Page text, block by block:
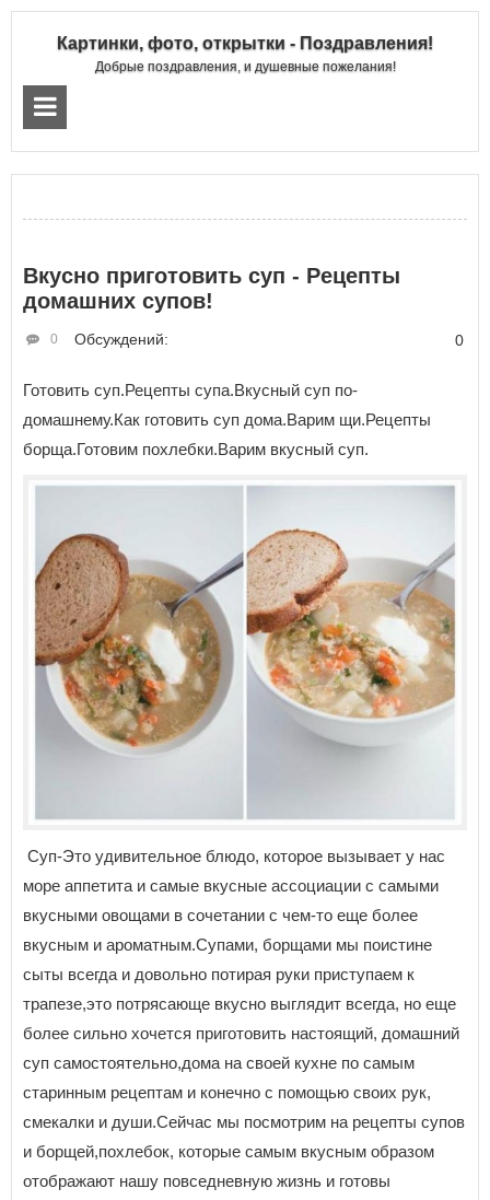
Картинки, фото, открытки - Поздравления!
Добрые поздравления, и душевные пожелания!
Вкусно приготовить суп - Рецепты
домашних супов!
Обсуждений:
0 0
Готовить суп.Рецепты супа.Вкусный суп по-
домашнему.Как готовить суп дома.Варим щи.Рецепты
борща.Готовим похлебки.Варим вкусный суп.
Суп-Это удивительное блюдо, которое вызывает у нас
море аппетита и самые вкусные ассоциации с самыми
вкусными овощами в сочетании с чем-то еще более
вкусным и ароматным.Супами, борщами мы поистине
сыты всегда и довольно потирая руки приступаем к
трапезе,это потрясающе вкусно выглядит всегда, но еще
более сильно хочется приготовить настоящий, домашний
суп самостоятельно,дома на своей кухне по самым
старинным рецептам и конечно с помощью своих рук,
смекалки и души.Сейчас мы посмотрим на рецепты супов
и борщей,похлебок, которые самым вкусным образом
отображают нашу повседневную жизнь и готовы